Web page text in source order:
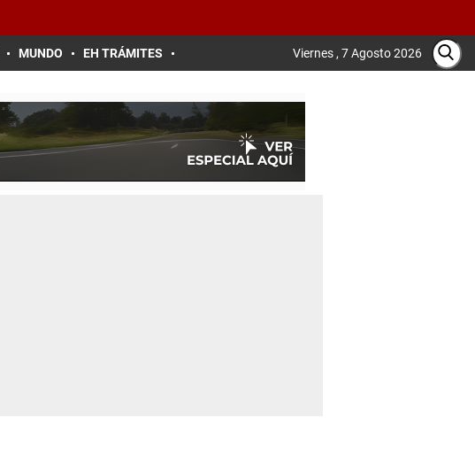
MUNDO EH TRÁMITES Viernes , 7 Agosto 2026